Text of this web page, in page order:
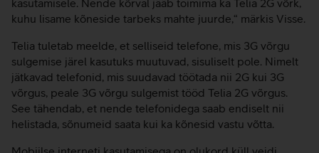
kasutamisele. Nende kõrval jääb toimima ka Telia 2G võrk,
kuhu lisame kõneside tarbeks mahte juurde,“ märkis Visse.
Telia tuletab meelde, et selliseid telefone, mis 3G võrgu
sulgemise järel kasutuks muutuvad, sisuliselt pole. Nimelt
jätkavad telefonid, mis suudavad töötada nii 2G kui 3G
võrgus, peale 3G võrgu sulgemist tööd Telia 2G võrgus.
See tähendab, et nende telefonidega saab endiselt nii
helistada, sõnumeid saata kui ka kõnesid vastu võtta.